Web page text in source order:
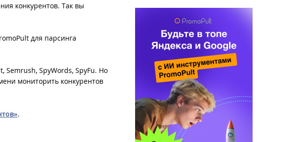
конкурентов. Так вы
для парсинга
Semrush, SpyWords, SpyFu. Но
мониторить конкурентов
.